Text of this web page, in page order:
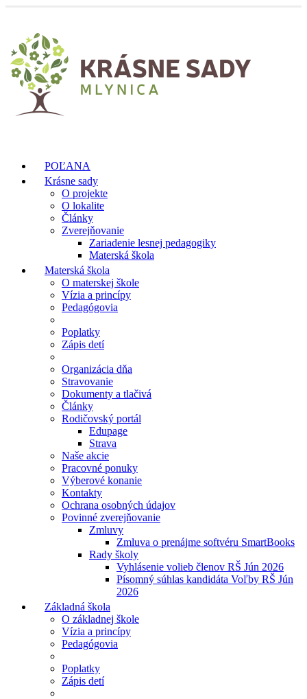
POĽANA
Krásne sady
O projekte
O lokalite
Články
Zverejňovanie
Zariadenie lesnej pedagogiky
Materská škola
Materská škola
O materskej škole
Vízia a princípy
Pedagógovia
Poplatky
Zápis detí
Organizácia dňa
Stravovanie
Dokumenty a tlačivá
Články
Rodičovský portál
Edupage
Strava
Naše akcie
Pracovné ponuky
Výberové konanie
Kontakty
Ochrana osobných údajov
Povinné zverejňovanie
Zmluvy
Zmluva o prenájme softvéru SmartBooks
Rady školy
Vyhlásenie volieb členov RŠ Jún 2026
Písomný súhlas kandidáta Voľby RŠ Jún
2026
Základná škola
O základnej škole
Vízia a princípy
Pedagógovia
Poplatky
Zápis detí